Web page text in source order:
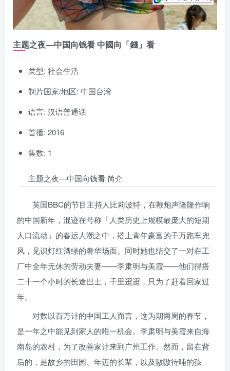
主题之夜—中国向钱看 中國向「錢」看
类型: 社会生活
制片国家/地区: 中国台湾
语言: 汉语普通话
首播: 2016
集数: 1
主题之夜—中国向钱看 简介
英国BBC的节目主持人比莉波特，在鞭炮声隆隆作响
的中国新年，混迹在号称「人类历史上规模最庞大的短期
人口流动」的春运人潮之中，搭上青年豪富的千万跑车兜
风，见识灯红酒绿的奢华场面。同时她也结交了一对在工
厂中全年无休的劳动夫妻——李肃明与美霞——他们得搭
二十一个小时的长途巴士，千里迢迢，只为了赶着回家过
年。
对数以百万计的中国工人而言，这为期两周的春节，
是一年之中能见到家人的唯一机会。李肃明与美霞来自海
南岛的农村，为了改善家计来到广州工作。然而，留在背
后的，是故乡的田园、年迈的长辈，以及嗷嗷待哺的孩